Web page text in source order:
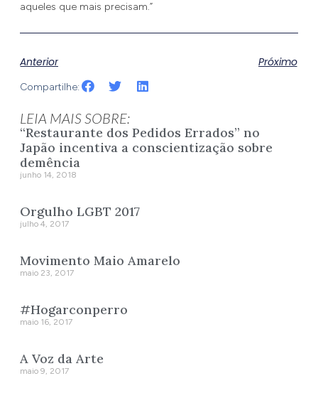
aqueles que mais precisam.”
Anterior Próximo
Compartilhe:
LEIA MAIS SOBRE:
“Restaurante dos Pedidos Errados” no
Japão incentiva a conscientização sobre
demência
junho 14, 2018
Orgulho LGBT 2017
julho 4, 2017
Movimento Maio Amarelo
maio 23, 2017
#Hogarconperro
maio 16, 2017
A Voz da Arte
maio 9, 2017